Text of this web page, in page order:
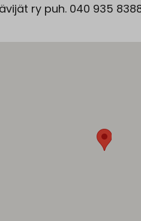
ry puh. 040 935